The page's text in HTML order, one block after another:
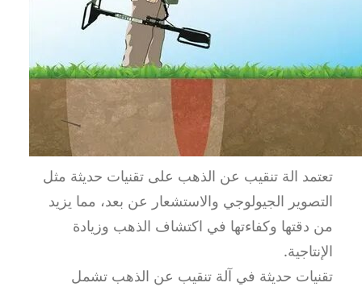
تعتمد الة تنقيب عن الذهب على تقنيات حديثة مثل
التصوير الجيولوجي والاستشعار عن بعد، مما يزيد
من دقتها وكفاءتها في اكتشاف الذهب وزيادة
الإنتاجية.
تقنيات حديثة في آلة تنقيب عن الذهب تشمل